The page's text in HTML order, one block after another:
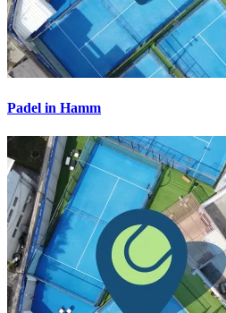
Padel in Hamm